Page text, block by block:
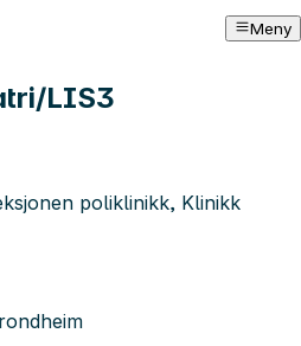
Meny
LIS3
poliklinikk, Klinikk